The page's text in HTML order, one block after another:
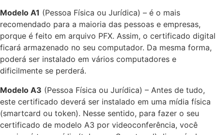
Modelo A1 (Pessoa Física ou Jurídica) – é o mais
recomendado para a maioria das pessoas e empresas,
porque é feito em arquivo PFX. Assim, o certificado digital
ficará armazenado no seu computador. Da mesma forma,
poderá ser instalado em vários computadores e
dificilmente se perderá.
Modelo A3 (Pessoa Física ou Jurídica) – Antes de tudo,
este certificado deverá ser instalado em uma mídia física
(smartcard ou token). Nesse sentido, para fazer o seu
certificado de modelo A3 por videoconferência, você